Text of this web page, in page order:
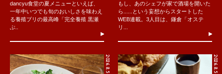
dancyu食堂の夏メニューといえば、
一年中いつでも旬のおいしさを味わえ
る養殖ブリの最高峰「完全養殖 黒瀬
ぶ..
もし、あのシェフが家で酒場を開いた
ら......という妄想からスタートした
WEB連載。3人目は、鎌倉「オステ
リ...
2026.8.5 2026.8.5